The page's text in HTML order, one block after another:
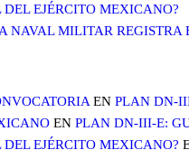
EJÉRCITO MEXICANO?
NAVAL MILITAR REGISTRA
EN PLAN DN-
EN PLAN DN-III-E:
EJÉRCITO MEXICANO?